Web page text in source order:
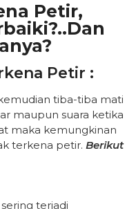
Petir,
Petir :
tiba-tiba mati
maupun suara ketika
maka kemungkinan
terkena petir. Berikut
terjadi